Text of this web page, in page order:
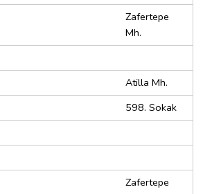
Zafertepe
Mh.
Atilla Mh.
598. Sokak
Zafertepe